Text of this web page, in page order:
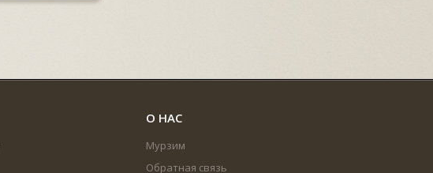
О НАС
Мурзим
Обратная связь